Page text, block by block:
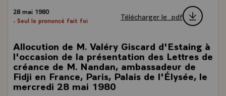
28 mai 1980
- Seul le prononcé fait foi
Télécharger le .pdf
Allocution de M. Valéry Giscard d'Estaing à
l'occasion de la présentation des Lettres de
créance de M. Nandan, ambassadeur de
Fidji en France, Paris, Palais de l'Élysée, le
mercredi 28 mai 1980